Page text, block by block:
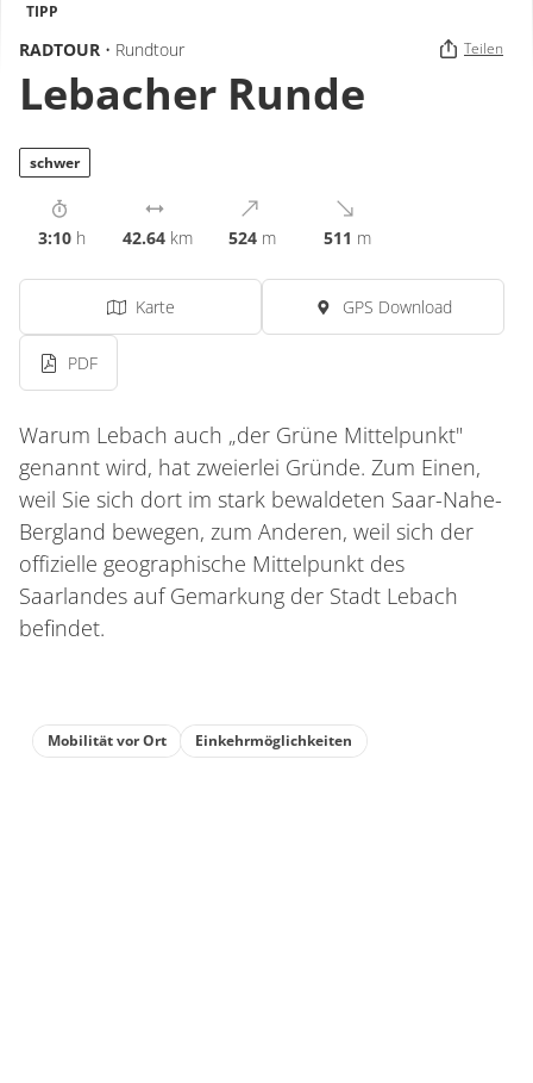
TIPP
RADTOUR • Rundtour Teilen
Lebacher Runde
schwer
3:10 h 42.64 km 524 m 511 m
Karte GPS Download
PDF
Warum Lebach auch „der Grüne Mittelpunkt"
genannt wird, hat zweierlei Gründe. Zum Einen,
weil Sie sich dort im stark bewaldeten Saar-Nahe-
Bergland bewegen, zum Anderen, weil sich der
offizielle geographische Mittelpunkt des
Saarlandes auf Gemarkung der Stadt Lebach
befindet.
Mobilität vor Ort Einkehrmöglichkeiten